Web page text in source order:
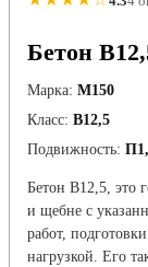
Бетон
Марка: М150
Класс: В12,5
Подвижность:
Бетон В12,5, это
и щебне с
работ,
нагрузкой. Его